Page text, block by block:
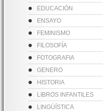
EDUCACIÓN
ENSAYO
FEMINISMO
FILOSOFÍA
FOTOGRAFIA
GENERO
HISTORIA
LIBROS INFANTILES
LINGÜÍSTICA